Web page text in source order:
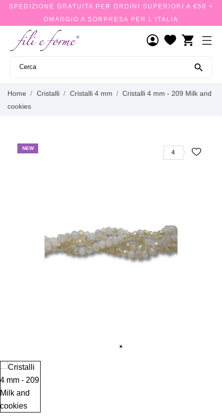
SPEDIZIONE GRATUITA PER ORDINI SUPERIORI A €50 +
OMAGGIO A SORPRESA PER L'ITALIA
shopping_cart

Home Cristalli Cristalli 4 mm
Cristalli 4 mm - 209 Milk and
cookies
NEW
4